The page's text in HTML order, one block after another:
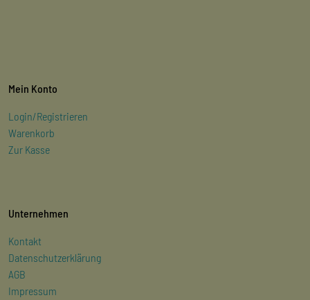
Mein Konto
Login/Registrieren
Warenkorb
Zur Kasse
Unternehmen
Kontakt
Datenschutzerklärung
AGB
Impressum